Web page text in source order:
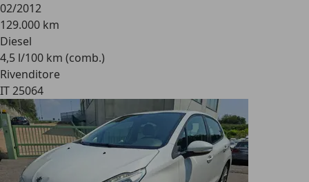
02/2012
129.000 km
Diesel
4,5 l/100 km (comb.)
Rivenditore
IT 25064